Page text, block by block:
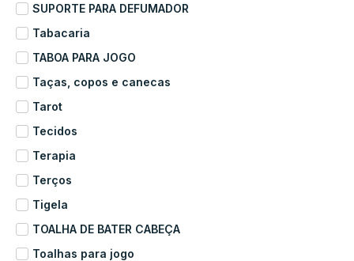
SUPORTE PARA DEFUMADOR
Tabacaria
TABOA PARA JOGO
Taças, copos e canecas
Tarot
Tecidos
Terapia
Terços
Tigela
TOALHA DE BATER CABEÇA
Toalhas para jogo